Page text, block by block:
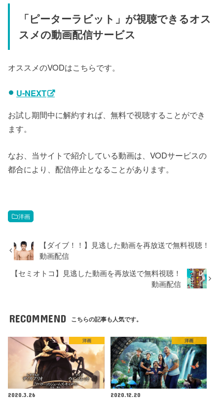
「ピーターラビット 」が視聴できるオス
スメの動画配信サービス
オススメのVODはこちらです。
U-NEXT
お試し期間中に解約すれば、無料で視聴することができ
ます。
なお、当サイトで紹介している動画は、VODサービスの
都合により、配信停止となることがあります。
洋画
【ダイブ！！】見逃した動画を再放送で無料視聴！
動画配信
【セミオトコ】見逃した動画を再放送で無料視聴！
動画配信
RECOMMEND こちらの記事も人気です。
洋画
2020.3.26
洋画
2020.12.20